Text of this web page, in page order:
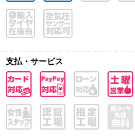
支払・サービス